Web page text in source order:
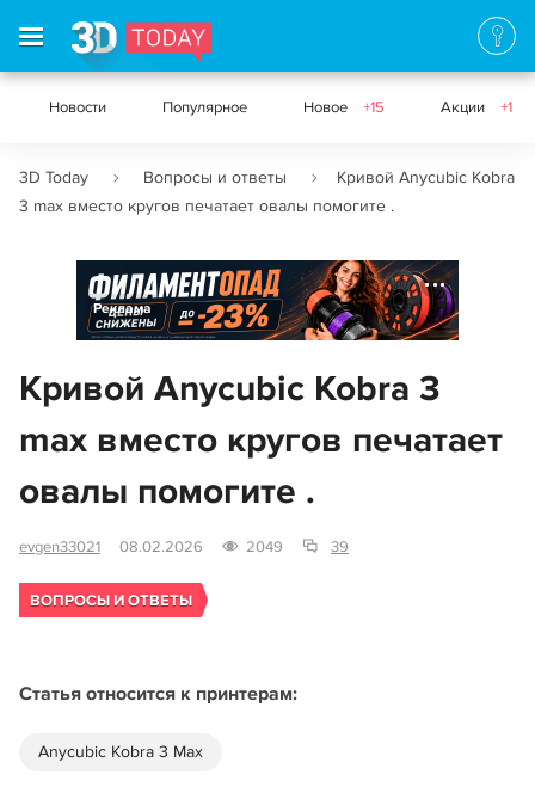
Новости Популярное Новое +15 Акции +1
3D Today Вопросы и ответы
Кривой Anycubic Kobra
3 max вместо кругов печатает овалы помогите .
Реклама
Кривой Anycubic Kobra 3
max вместо кругов печатает
овалы помогите .
evgen33021 08.02.2026 2049 39
ВОПРОСЫ И ОТВЕТЫ
Статья относится к принтерам:
Anycubic Kobra 3 Max